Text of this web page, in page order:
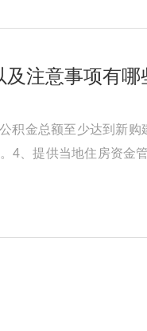
注意事项有哪
积金总额至少达到新
4、提供当地住房资